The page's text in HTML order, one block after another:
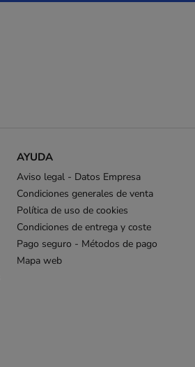
AYUDA
Aviso legal - Datos Empresa
Condiciones generales de venta
Política de uso de cookies
Condiciones de entrega y coste
Pago seguro - Métodos de pago
Mapa web